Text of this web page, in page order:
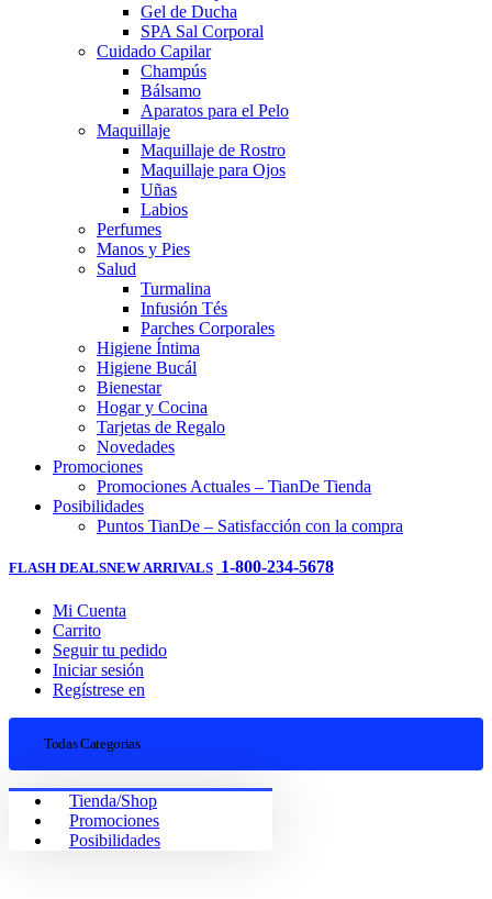
Gel de Ducha
SPA Sal Corporal
Cuidado Capilar
Champús
Bálsamo
Aparatos para el Pelo
Maquillaje
Maquillaje de Rostro
Maquillaje para Ojos
Uñas
Labios
Perfumes
Manos y Pies
Salud
Turmalina
Infusión Tés
Parches Corporales
Higiene Íntima
Higiene Bucál
Bienestar
Hogar y Cocina
Tarjetas de Regalo
Novedades
Promociones
Promociones Actuales – TianDe Tienda
Posibilidades
Puntos TianDe – Satisfacción con la compra
FLASH DEALSNEW ARRIVALS 1-800-234-5678
Mi Cuenta
Carrito
Seguir tu pedido
Iniciar sesión
Regístrese en
Todas Categorias
Tienda/Shop
Promociones
Posibilidades